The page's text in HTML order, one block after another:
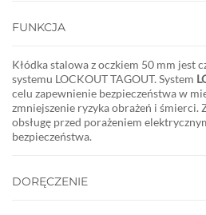
FUNKCJA
Kłódka stalowa z oczkiem 50 mm jest
systemu LOCKOUT TAGOUT. System
celu zapewnienie bezpieczeństwa w
zmniejszenie ryzyka obrażeń i śmierci.
obsługę przed porażeniem
bezpieczeństwa.
DORĘCZENIE